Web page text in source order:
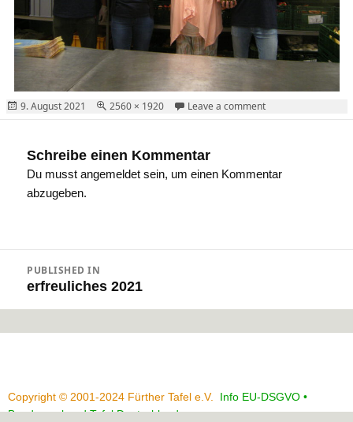
Posted
on
9. August 2021
Full
size
2560 × 1920 Leave a commenton DSCN9618
Schreibe einen Kommentar
Du musstangemeldet sein, um einen Kommentar
abzugeben.
PUBLISHED IN
erfreuliches 2021
Copyright © 2001-2024 Fürther Tafel e.V. Info EU-DSGVO •
Bundesverband Tafel Deutschland